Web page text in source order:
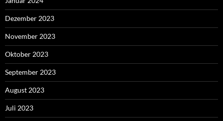
Dezember 2023
November 2023
Oktober 2023
September 2023
August 2023
Juli 2023